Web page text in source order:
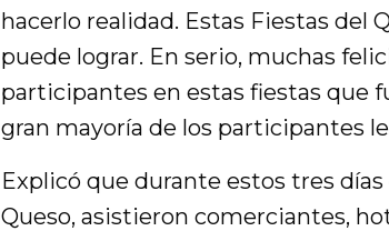
hacerlo realidad. Estas Fiestas del
puede lograr. En serio, muchas
participantes en estas fiestas que
gran mayoría de los participantes
Explicó que durante estos tres
Queso, asistieron comerciantes,